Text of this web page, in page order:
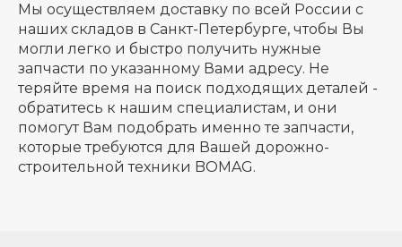
Мы осуществляем доставку по всей России с
наших складов в Санкт-Петербурге, чтобы Вы
могли легко и быстро получить нужные
запчасти по указанному Вами адресу. Не
теряйте время на поиск подходящих деталей -
обратитесь к нашим специалистам, и они
помогут Вам подобрать именно те запчасти,
которые требуются для Вашей дорожно-
строительной техники BOMAG.